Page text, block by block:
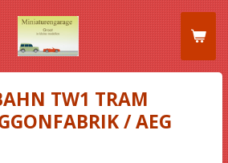
TW1 TRAM
/ AEG